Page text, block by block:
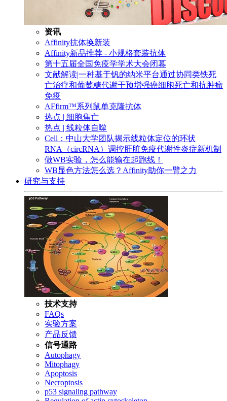
资讯
Affinity抗体换新装
Affinity新品推荐 - 小规格套装抗体
第十五届全国免疫学学术大会闭幕
文献解读|一种基于钒的纳米平台通过协同类铁死
亡治疗和葡萄糖代谢干预增强癌细胞死亡和抗肿瘤
免疫
AFfirm™系列鼠单克隆抗体
热点 | 细胞焦亡
热点 | 线粒体自噬
Cell：中山大学团队揭示线粒体定位的环状
RNA（circRNA）调控肝脏免疫代谢性炎症新机制
做WB实验，怎么能输在起跑线！
WB显色方法怎么选？Affinity助你一臂之力
研究与支持
技术支持
FAQs
实验方案
产品反馈
信号通路
Autophagy
Mitophagy
Apoptosis
Necroptosis
p53 signaling pathway